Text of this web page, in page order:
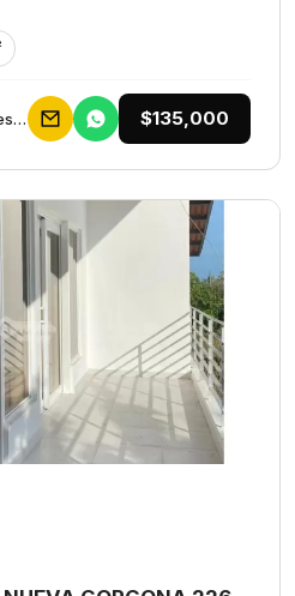
Galceb Group Bienes Raices $135,000